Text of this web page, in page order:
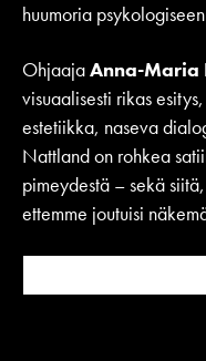
huumoria
OhjaajaAnna-Maria
visuaalisesti rikas
estetiikka, naseva
Nattland on rohkea
pimeydestä – sekä
ettemme joutuisi